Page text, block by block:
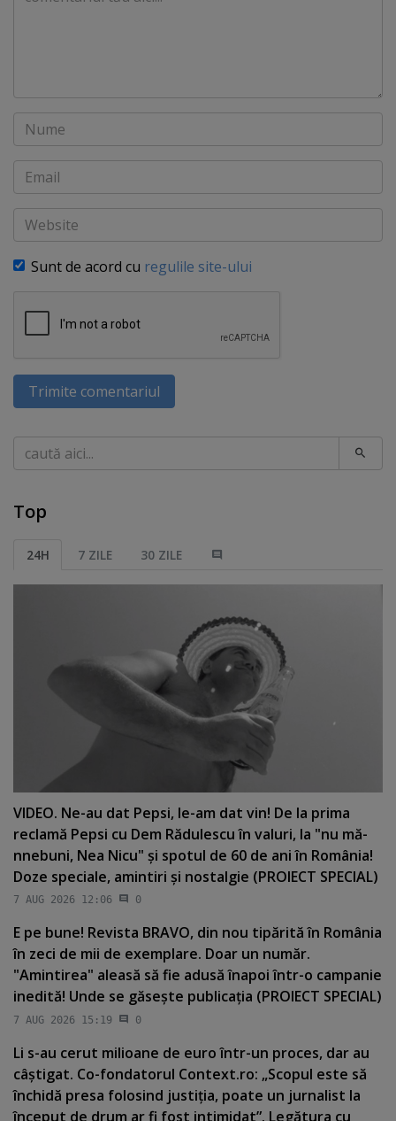
Nume
Email
Website
Sunt de acord cu regulile site-ului
Trimite comentariul
Caută
Top
24H 7 ZILE 30 ZILE
VIDEO. Ne-au dat Pepsi, le-am dat vin! De la prima
reclamă Pepsi cu Dem Rădulescu în valuri, la "nu mă-
nnebuni, Nea Nicu" şi spotul de 60 de ani în România!
Doze speciale, amintiri şi nostalgie (PROIECT SPECIAL)
7 AUG 2026 12:06 0
E pe bune! Revista BRAVO, din nou tipărită în România
în zeci de mii de exemplare. Doar un număr.
"Amintirea" aleasă să fie adusă înapoi într-o campanie
inedită! Unde se găseşte publicaţia (PROIECT SPECIAL)
7 AUG 2026 15:19 0
Li s-au cerut milioane de euro într-un proces, dar au
câştigat. Co-fondatorul Context.ro: „Scopul este să
închidă presa folosind justiţia, poate un jurnalist la
început de drum ar fi fost intimidat”. Legătura cu